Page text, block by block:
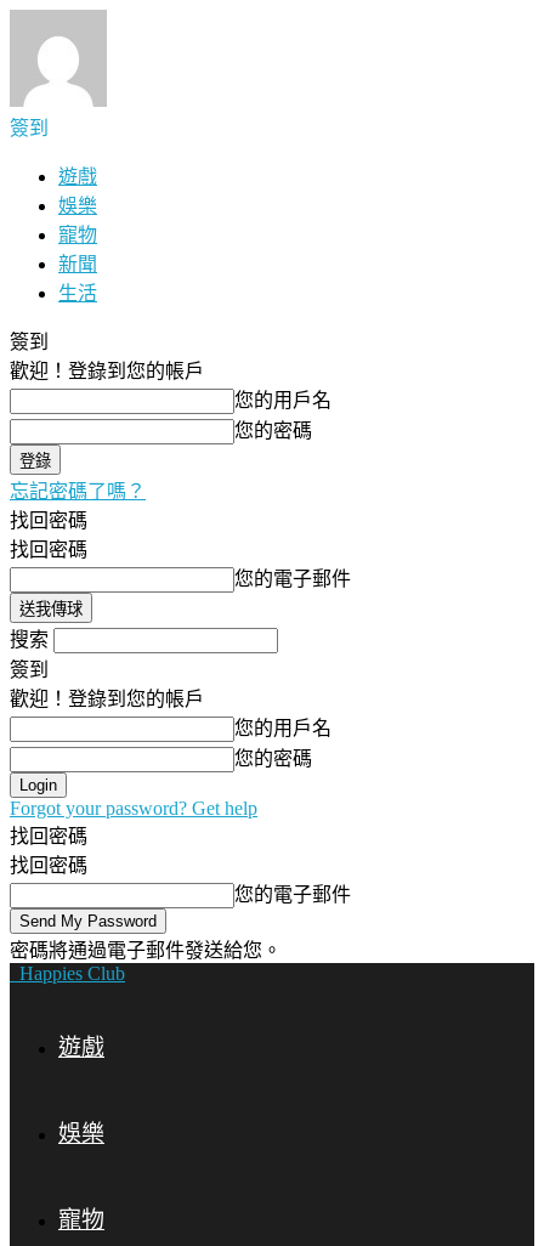
簽到
遊戲
娛樂
寵物
新聞
生活
簽到
歡迎！ 登錄到您的帳戶
您的用戶名
您的密碼
忘記密碼了嗎？
找回密碼
找回密碼
您的電子郵件
搜索
簽到
歡迎！登錄到您的帳戶
您的用戶名
您的密碼
Forgot your password? Get help
找回密碼
找回密碼
您的電子郵件
密碼將通過電子郵件發送給您。
Happies Club
遊戲
娛樂
寵物